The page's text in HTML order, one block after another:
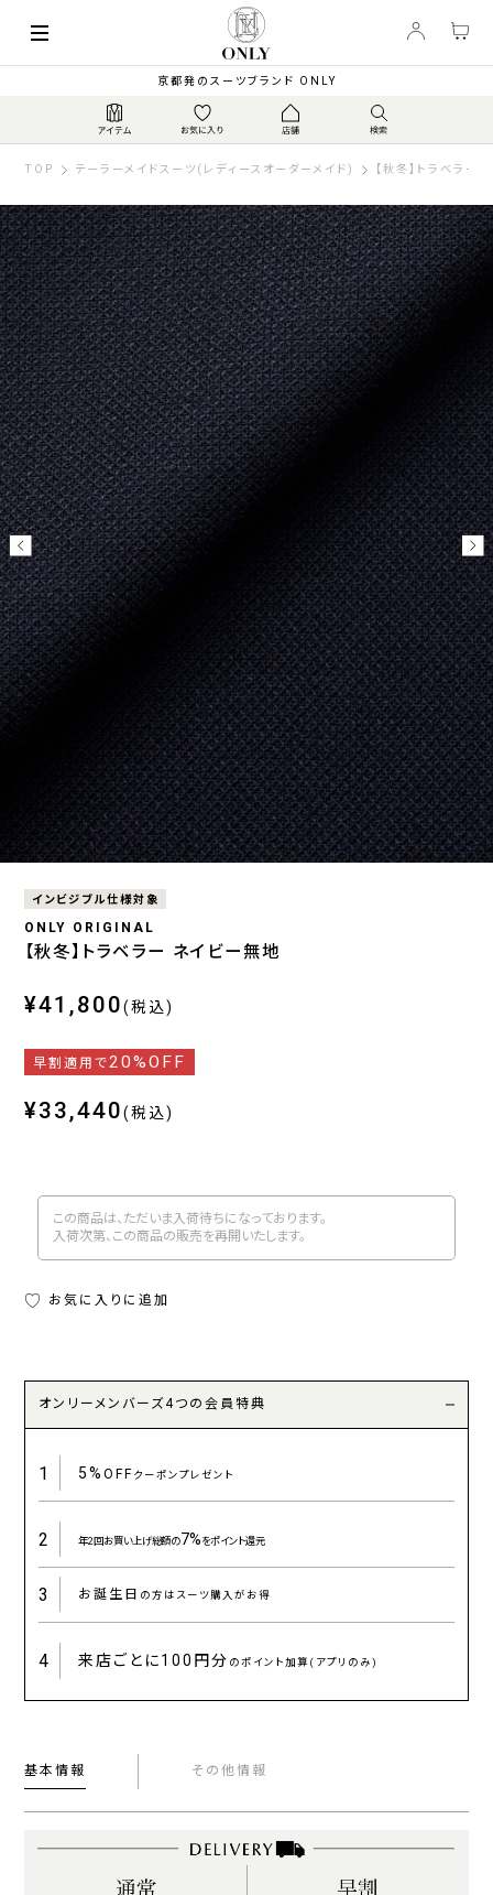
京都発のスーツブランド ONLY
TOP テーラーメイドスーツ(レディースオーダーメイド) 【秋冬】トラベラー
インビジブル仕様対象
ONLY ORIGINAL
【秋冬】トラベラー ネイビー無地
¥41,800(税込)
早割適用で20%OFF
¥33,440(税込)
この商品は、ただいま入荷待ちになっております。
入荷次第、この商品の販売を再開いたします。
お気に入りに追加
オンリーメンバーズ4つの会員特典
1 5%OFFクーポンプレゼント
2 年2回お買い上げ総額の7%をポイント還元
3 お誕生日 の方はスーツ購入がお得
4 来店ごとに100円分 のポイント加算(アプリのみ)
基本情報 その他情報